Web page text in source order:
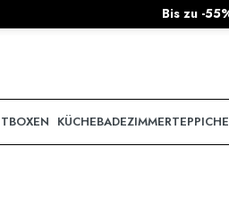
auf DanKüchen & nobilia Küchen!
KÜCHEBADEZIMMERTEPPICHE